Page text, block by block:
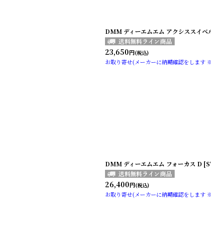
DMM ディーエムエム アクシススイ
23,650円(税込)
お取り寄せ(メーカーに納期確認をします
DMM ディーエムエム フォーカス D
26,400円(税込)
お取り寄せ(メーカーに納期確認をします